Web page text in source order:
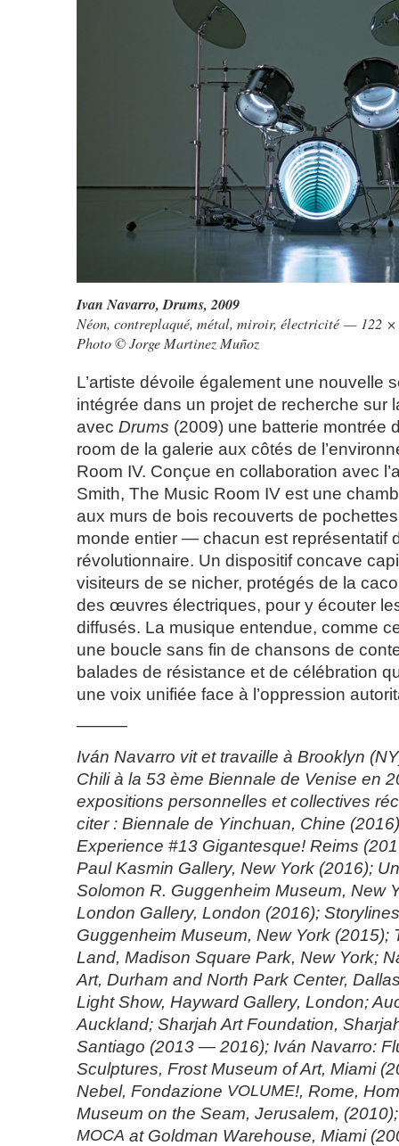
Ivan Navarro,Drums, 2009
Néon, contreplaqué, métal, miroir, électricité — 122
Photo © Jorge Martinez Muñoz
L’artiste dévoile également une nouvelle
intégrée dans un projet de recherche sur
avec Drums (2009) une batterie montrée
room de la galerie aux côtés de
Room IV. Conçue en collaboration avec
Smith, The Music Room IV est une
aux murs de bois recouverts de pochettes
monde entier — chacun est représentatif
révolutionnaire. Un dispositif concave
visiteurs de se nicher, protégés de la
des œuvres électriques, pour y écouter
diffusés. La musique entendue, comme
une boucle sans fin de chansons de
balades de résistance et de célébration
une voix unifiée face à l’oppression
———
Iván Navarro vit et travaille à Brooklyn
Chili à la 53 ème Biennale de Venise en
expositions personnelles et collectives
citer : Biennale de Yinchuan, Chine
Experience #13 Gigantesque! Reims
Paul Kasmin Gallery, New York (2016);
Solomon R. Guggenheim Museum, New
London Gallery, London (2016);
Guggenheim Museum, New York (2015);
Land, Madison Square Park, New York;
Art, Durham and North Park Center,
Light Show, Hayward Gallery, London;
Auckland; Sharjah Art Foundation,
Santiago (2013 — 2016); Iván Navarro:
Sculptures, Frost Museum of Art, Miami
Nebel, Fondazione VOLUME!, Rome,
Museum on the Seam, Jerusalem,
MOCA at Goldman Warehouse, Miami